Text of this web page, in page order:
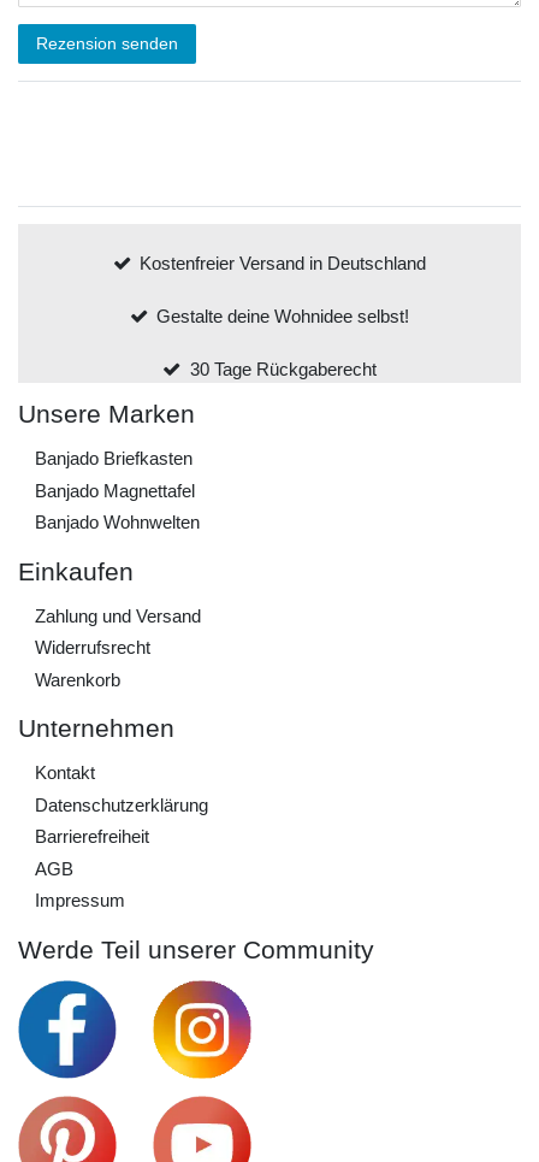
Rezension senden
Kostenfreier Versand in Deutschland
Gestalte deine Wohnidee selbst!
30 Tage Rückgaberecht
Unsere Marken
Banjado Briefkasten
Banjado Magnettafel
Banjado Wohnwelten
Einkaufen
Zahlung und Versand
Widerrufs­recht
Warenkorb
Unternehmen
Kontakt
Daten­schutz­erklärung
Barrierefreiheit
AGB
Impressum
Werde Teil unserer Community